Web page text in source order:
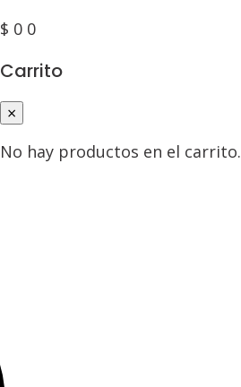
$ 0 0
Carrito
×
No hay productos en el carrito.